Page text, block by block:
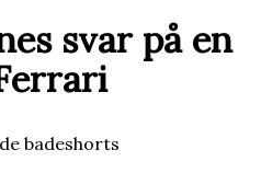
svar på en